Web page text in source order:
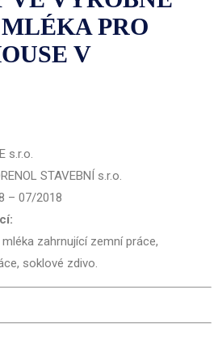
PRO
V
s.r.o.
STAVEBNÍ s.r.o.
– 07/2018
zahrnující zemní práce,
soklové zdivo.